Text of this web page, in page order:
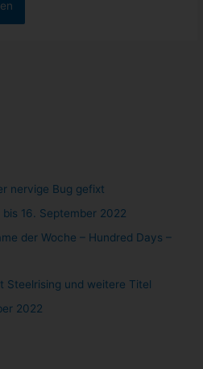
nervige Bug gefixt
16. September 2022
der Woche – Hundred Days –
Steelrising und weitere Titel
2022